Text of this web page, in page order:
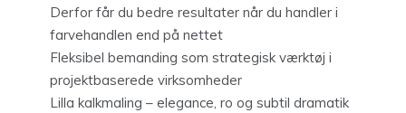
Derfor får du bedre resultater når du handler i
farvehandlen end på nettet
Fleksibel bemanding som strategisk værktøj i
projektbaserede virksomheder
Lilla kalkmaling – elegance, ro og subtil dramatik